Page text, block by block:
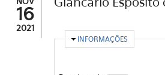
16
2021
OCULTAR
INFORMAÇÕES